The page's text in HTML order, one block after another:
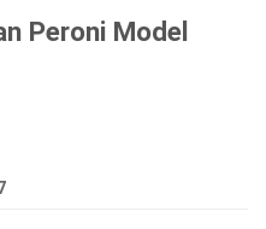
Peroni Model